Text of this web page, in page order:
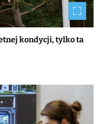
kondycji, tylko ta